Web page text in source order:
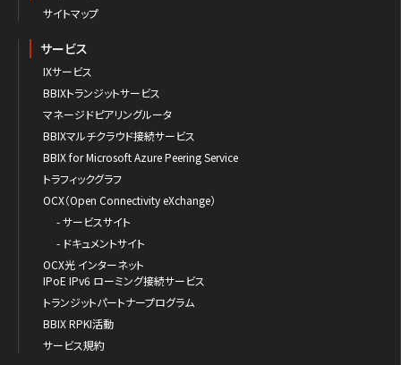
サイトマップ
サービス
IXサービス
BBIXトランジットサービス
マネージドピアリングルータ
BBIXマルチクラウド接続サービス
BBIX for Microsoft Azure Peering Service
トラフィックグラフ
OCX（Open Connectivity eXchange）
- サービスサイト
- ドキュメントサイト
OCX光 インターネット
IPoE IPv6 ローミング接続サービス
トランジットパートナープログラム
BBIX RPKI活動
サービス規約